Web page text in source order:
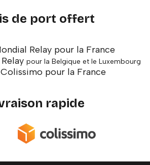
de port offert
Relay pour la France
pour la Belgique et le Luxembourg
pour la France
rapide